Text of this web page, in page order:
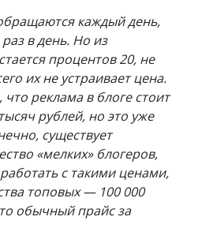
каждый день,
в день. Но из
процентов 20, не
их не устраивает цена.
реклама в блоге стоит
рублей, но это уже
существует
«мелких» блогеров,
с такими ценами,
топовых — 100 000
обычный прайс за